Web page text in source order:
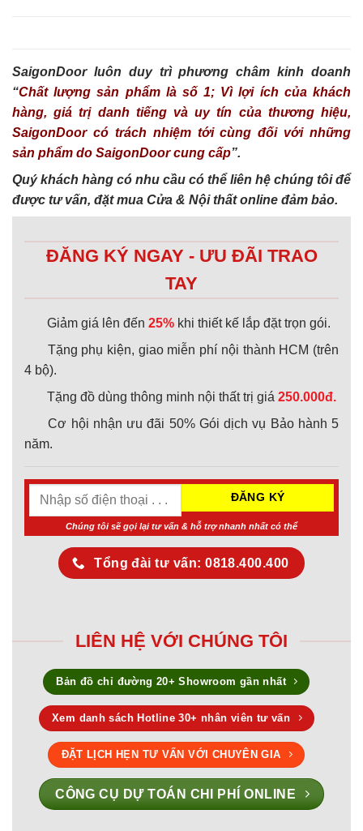
SaigonDoor luôn duy trì phương châm kinh doanh
“Chất lượng sản phẩm là số 1; Vì lợi ích của khách
hàng, giá trị danh tiếng và uy tín của thương hiệu,
SaigonDoor có trách nhiệm tới cùng đối với những
sản phẩm do SaigonDoor cung cấp”.
Quý khách hàng có nhu cầu có thể liên hệ chúng tôi để
được tư vấn, đặt mua Cửa & Nội thất online đảm bảo.
ĐĂNG KÝ NGAY - ƯU ĐÃI TRAO
TAY
Giảm giá lên đến 25% khi thiết kế lắp đặt trọn gói.
Tặng phụ kiện, giao miễn phí nội thành HCM (trên
4 bộ).
Tặng đồ dùng thông minh nội thất trị giá 250.000đ.
Cơ hội nhận ưu đãi 50% Gói dịch vụ Bảo hành 5
năm.
Chúng tôi sẽ gọi lại tư vấn & hỗ trợ nhanh nhất có thể
Tổng đài tư vấn: 0818.400.400
LIÊN HỆ VỚI CHÚNG TÔI
Bản đồ chỉ đường 20+ Showroom gần nhất
Xem danh sách Hotline 30+ nhân viên tư vấn
ĐẶT LỊCH HẸN TƯ VẤN VỚI CHUYÊN GIA
CÔNG CỤ DỰ TOÁN CHI PHÍ ONLINE